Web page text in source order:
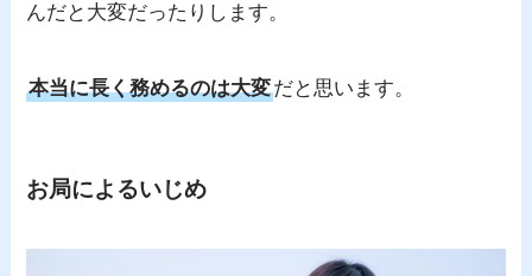
んだと大変だったりします。
本当に長く務めるのは大変だと思います。
お局によるいじめ